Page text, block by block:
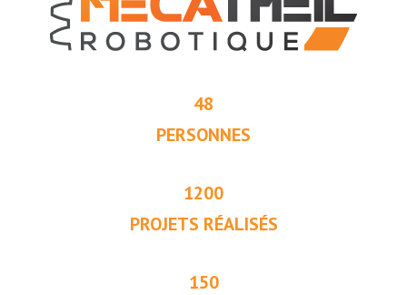
48
PERSONNES
1200
PROJETS RÉALISÉS
150